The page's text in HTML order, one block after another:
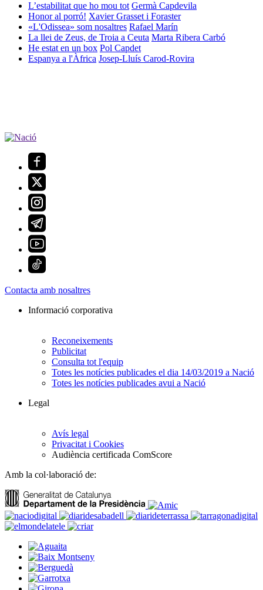
L’estabilitat que ho mou tot Germà Capdevila
Honor al porró! Xavier Grasset i Foraster
«L'Odissea» som nosaltres Rafael Marín
La llei de Zeus, de Troia a Ceuta Marta Ribera Carbó
He estat en un box Pol Capdet
Espanya a l'Àfrica Josep-Lluís Carod-Rovira
Contacta amb nosaltres
Informació corporativa
Reconeixements
Publicitat
Consulta tot l'equip
Totes les notícies publicades el dia 14/03/2019 a Nació
Totes les notícies publicades avui a Nació
Legal
Avís legal
Privacitat i Cookies
Audiència certificada ComScore
Amb la col·laboració de: